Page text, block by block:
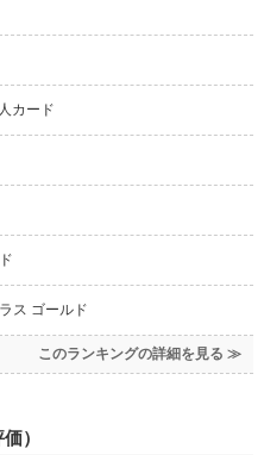
カード
ス ゴールド
このランキングの詳細を見る ≫
）